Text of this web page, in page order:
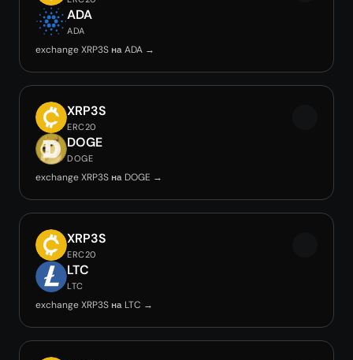
ADA
ADA
exchange XRP3S на ADA →
XRP3S
ERC20
DOGE
DOGE
exchange XRP3S на DOGE →
XRP3S
ERC20
LTC
LTC
exchange XRP3S на LTC →